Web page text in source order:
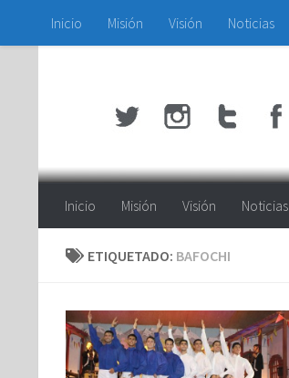
Saltar al contenido
Inicio Misión Visión Noticias
Inicio Misión Visión Noticias
ETIQUETADO: BAFOCHI